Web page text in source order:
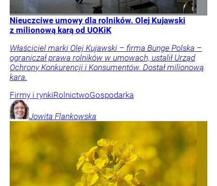
Nieuczciwe umowy dla rolników. Olej Kujawski
z milionową karą od UOKiK
Właściciel marki Olej Kujawski – firma Bunge Polska –
ograniczał prawa rolników w umowach, ustalił Urząd
Ochrony Konkurencji i Konsumentów. Dostał milionową
kara.
Firmy i rynkiRolnictwoGospodarka
Jowita Flankowska